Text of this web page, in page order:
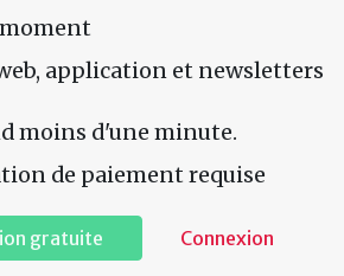
application et newsletters
moins d'une minute.
de paiement requise
gratuite Connexion